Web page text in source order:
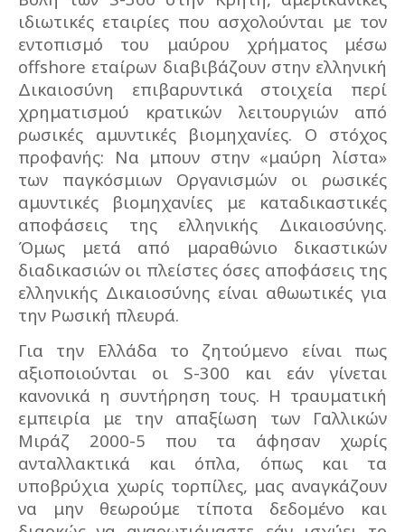
ιδιωτικές εταιρίες που ασχολούνται με τον
εντοπισμό του μαύρου χρήματος μέσω
offshore εταίρων διαβιβάζουν στην ελληνική
Δικαιοσύνη επιβαρυντικά στοιχεία περί
χρηματισμού κρατικών λειτουργιών από
ρωσικές αμυντικές βιομηχανίες. Ο στόχος
προφανής: Να μπουν στην «μαύρη λίστα»
των παγκόσμιων Οργανισμών οι ρωσικές
αμυντικές βιομηχανίες με καταδικαστικές
αποφάσεις της ελληνικής Δικαιοσύνης.
Όμως μετά από μαραθώνιο δικαστικών
διαδικασιών οι πλείστες όσες αποφάσεις της
ελληνικής Δικαιοσύνης είναι αθωωτικές για
την Ρωσική πλευρά.
Για την Ελλάδα το ζητούμενο είναι πως
αξιοποιούνται οι S-300 και εάν γίνεται
κανονικά η συντήρηση τους. Η τραυματική
εμπειρία με την απαξίωση των Γαλλικών
Μιράζ 2000-5 που τα άφησαν χωρίς
ανταλλακτικά και όπλα, όπως και τα
υποβρύχια χωρίς τορπίλες, μας αναγκάζουν
να μην θεωρούμε τίποτα δεδομένο και